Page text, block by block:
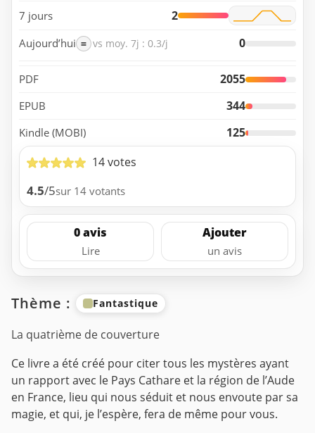
7 jours 2
Aujourd’hui = vs moy. 7j : 0.3/j 0
PDF 2055
EPUB 344
Kindle (MOBI)
125
14 votes
4.5/5sur 14 votants
0 avis
Lire
Ajouter
un avis
Thème : Fantastique
La quatrième de couverture
Ce livre a été créé pour citer tous les mystères ayant
un rapport avec le Pays Cathare et la région de l’Aude
en France, lieu qui nous séduit et nous envoute par sa
magie, et qui, je l’espère, fera de même pour vous.